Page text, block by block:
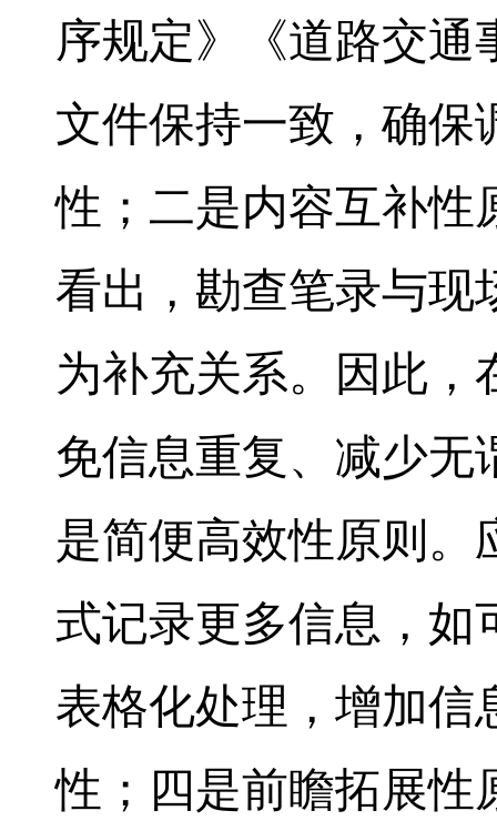
序规定》《道路交通
文件保持一致，确保
性；二是内容互补性
看出，勘查笔录与现
为补充关系。因此，
免信息重复、减少无
是简便高效性原则。
式记录更多信息，如
表格化处理，增加信
性；四是前瞻拓展性